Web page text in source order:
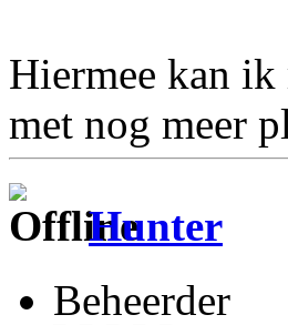
Hiermee kan ik
met nog meer
Hunter
Beheerder